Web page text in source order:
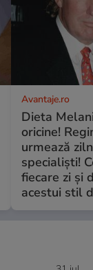
Avantaje.ro
Dieta
oricine!
urmează
specialiști!
fiecare zi și
acestui stil